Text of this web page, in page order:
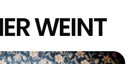
WEINT